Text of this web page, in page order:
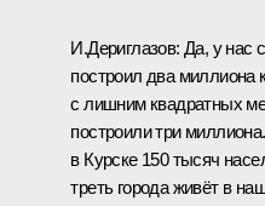
И.Дериглазов: Да, у нас
построил два миллиона
с лишним квадратных
построили три
в Курске 150 тысяч
треть города живёт в